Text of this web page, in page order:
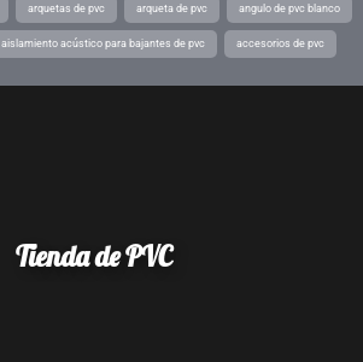
arquetas de pvc arqueta de pvc angulo de pvc blanco
aislamiento acústico para bajantes de pvc accesorios de pvc
Tienda de PVC